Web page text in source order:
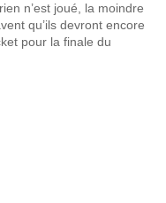
n’est joué, la moindre
qu’ils devront encore
pour la finale du